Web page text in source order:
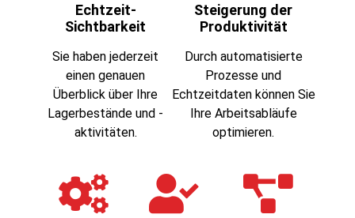
Echtzeit-
Sichtbarkeit
Sie haben jederzeit
einen genauen
Überblick über Ihre
Lagerbestände und -
aktivitäten.
Steigerung der
Produktivität
Durch automatisierte
Prozesse und
Echtzeitdaten können Sie
Ihre Arbeitsabläufe
optimieren.